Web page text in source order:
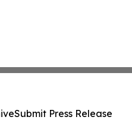
Submit Press Release